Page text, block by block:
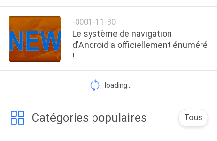
QUALITÉ
CONTACTEZ-
NOUS
CAS
-0001-11-30
Le système de navigation
d'Android a officiellement énuméré
!
loading...
Catégories populaires Tous